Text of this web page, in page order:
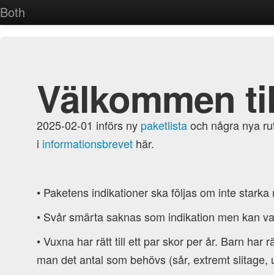
Both
Välkommen
2025-02-01 införs ny paketlistaoch några nya
i informationsbrevet här.
• Paketens indikationer ska följas om inte
• Svår smärta saknas som indikation men kan
• Vuxna har rätt till ett par skor per år. Barn har
man det antal som behövs (sår, extremt